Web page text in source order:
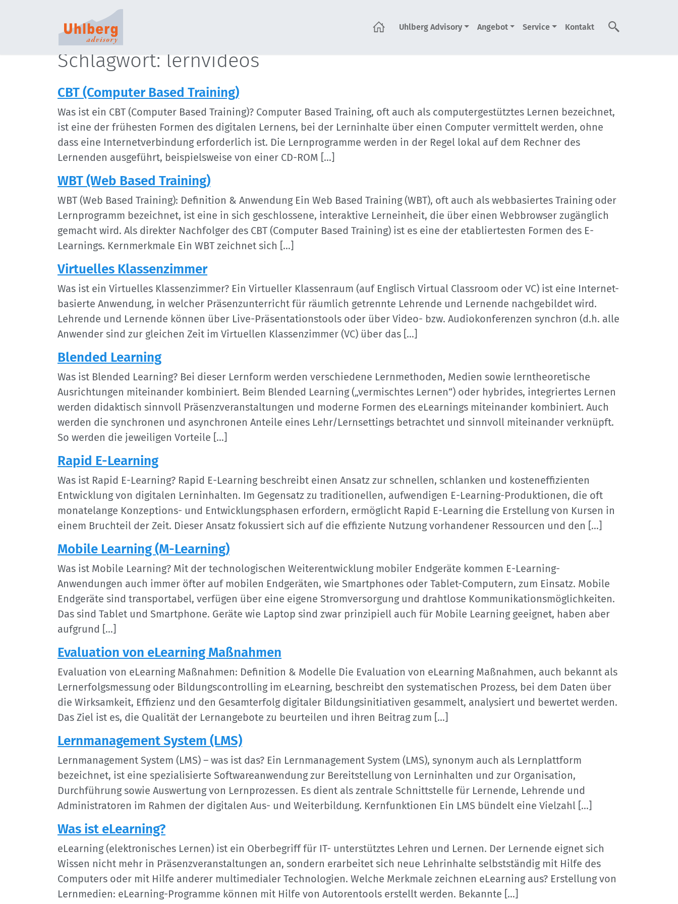
Uhlberg Advisory Angebot Service Kontakt
Suche
Schlagwort: lernvideos
CBT (Computer Based Training)
Was ist ein CBT (Computer Based Training)? Computer Based Training, oft auch als computergestütztes Lernen bezeichnet,
ist eine der frühesten Formen des digitalen Lernens, bei der Lerninhalte über einen Computer vermittelt werden, ohne
dass eine Internetverbindung erforderlich ist. Die Lernprogramme werden in der Regel lokal auf dem Rechner des
Lernenden ausgeführt, beispielsweise von einer CD-ROM […]
WBT (Web Based Training)
WBT (Web Based Training): Definition & Anwendung Ein Web Based Training (WBT), oft auch als webbasiertes Training oder
Lernprogramm bezeichnet, ist eine in sich geschlossene, interaktive Lerneinheit, die über einen Webbrowser zugänglich
gemacht wird. Als direkter Nachfolger des CBT (Computer Based Training) ist es eine der etabliertesten Formen des E-
Learnings. Kernmerkmale Ein WBT zeichnet sich […]
Virtuelles Klassenzimmer
Was ist ein Virtuelles Klassenzimmer? Ein Virtueller Klassenraum (auf Englisch Virtual Classroom oder VC) ist eine Internet-
basierte Anwendung, in welcher Präsenzunterricht für räumlich getrennte Lehrende und Lernende nachgebildet wird.
Lehrende und Lernende können über Live-Präsentationstools oder über Video- bzw. Audiokonferenzen synchron (d.h. alle
Anwender sind zur gleichen Zeit im Virtuellen Klassenzimmer (VC) über das […]
Blended Learning
Was ist Blended Learning? Bei dieser Lernform werden verschiedene Lernmethoden, Medien sowie lerntheoretische
Ausrichtungen miteinander kombiniert. Beim Blended Learning („vermischtes Lernen“) oder hybrides, integriertes Lernen
werden didaktisch sinnvoll Präsenzveranstaltungen und moderne Formen des eLearnings miteinander kombiniert. Auch
werden die synchronen und asynchronen Anteile eines Lehr/Lernsettings betrachtet und sinnvoll miteinander verknüpft.
So werden die jeweiligen Vorteile […]
Rapid E-Learning
Was ist Rapid E-Learning? Rapid E-Learning beschreibt einen Ansatz zur schnellen, schlanken und kosteneffizienten
Entwicklung von digitalen Lerninhalten. Im Gegensatz zu traditionellen, aufwendigen E-Learning-Produktionen, die oft
monatelange Konzeptions- und Entwicklungsphasen erfordern, ermöglicht Rapid E-Learning die Erstellung von Kursen in
einem Bruchteil der Zeit. Dieser Ansatz fokussiert sich auf die effiziente Nutzung vorhandener Ressourcen und den […]
Mobile Learning (M-Learning)
Was ist Mobile Learning? Mit der technologischen Weiterentwicklung mobiler Endgeräte kommen E-Learning-
Anwendungen auch immer öfter auf mobilen Endgeräten, wie Smartphones oder Tablet-Computern, zum Einsatz. Mobile
Endgeräte sind transportabel, verfügen über eine eigene Stromversorgung und drahtlose Kommunikationsmöglichkeiten.
Das sind Tablet und Smartphone. Geräte wie Laptop sind zwar prinzipiell auch für Mobile Learning geeignet, haben aber
aufgrund […]
Evaluation von eLearning Maßnahmen
Evaluation von eLearning Maßnahmen: Definition & Modelle Die Evaluation von eLearning Maßnahmen, auch bekannt als
Lernerfolgsmessung oder Bildungscontrolling im eLearning, beschreibt den systematischen Prozess, bei dem Daten über
die Wirksamkeit, Effizienz und den Gesamterfolg digitaler Bildungsinitiativen gesammelt, analysiert und bewertet werden.
Das Ziel ist es, die Qualität der Lernangebote zu beurteilen und ihren Beitrag zum […]
Lernmanagement System (LMS)
Lernmanagement System (LMS) – was ist das? Ein Lernmanagement System (LMS), synonym auch als Lernplattform
bezeichnet, ist eine spezialisierte Softwareanwendung zur Bereitstellung von Lerninhalten und zur Organisation,
Durchführung sowie Auswertung von Lernprozessen. Es dient als zentrale Schnittstelle für Lernende, Lehrende und
Administratoren im Rahmen der digitalen Aus- und Weiterbildung. Kernfunktionen Ein LMS bündelt eine Vielzahl […]
Was ist eLearning?
eLearning (elektronisches Lernen) ist ein Oberbegriff für IT- unterstütztes Lehren und Lernen. Der Lernende eignet sich
Wissen nicht mehr in Präsenzveranstaltungen an, sondern erarbeitet sich neue Lehrinhalte selbstständig mit Hilfe des
Computers oder mit Hilfe anderer multimedialer Technologien. Welche Merkmale zeichnen eLearning aus? Erstellung von
Lernmedien: eLearning-Programme können mit Hilfe von Autorentools erstellt werden. Bekannte […]